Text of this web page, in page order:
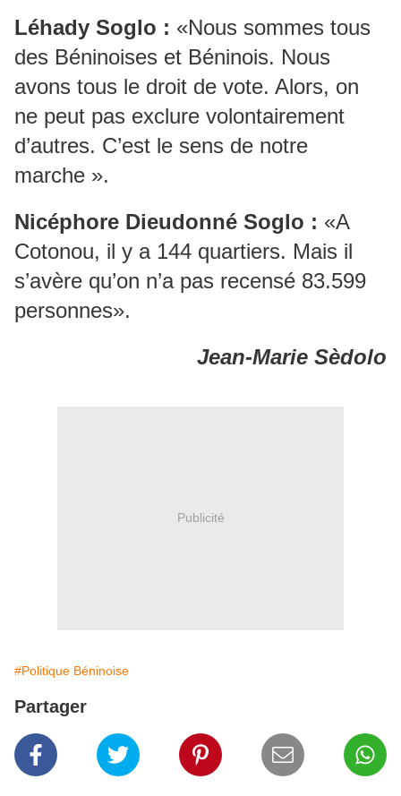
Léhady Soglo : «Nous sommes tous
des Béninoises et Béninois. Nous
avons tous le droit de vote. Alors, on
ne peut pas exclure volontairement
d’autres. C’est le sens de notre
marche ».
Nicéphore Dieudonné Soglo : «A
Cotonou, il y a 144 quartiers. Mais il
s’avère qu’on n’a pas recensé 83.599
personnes».
Jean-Marie Sèdolo
Publicité
#Politique Béninoise
Partager